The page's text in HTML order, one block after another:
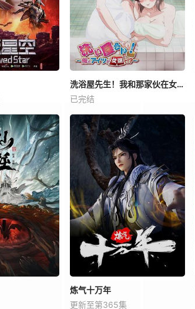
洗浴屋先生！我和那家伙在女浴池！？
已完结
炼气十万年
更新至第365集